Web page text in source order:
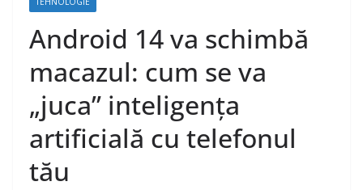
Android 14 va schimbă
macazul: cum se va
„juca” inteligența
artificială cu telefonul
tău